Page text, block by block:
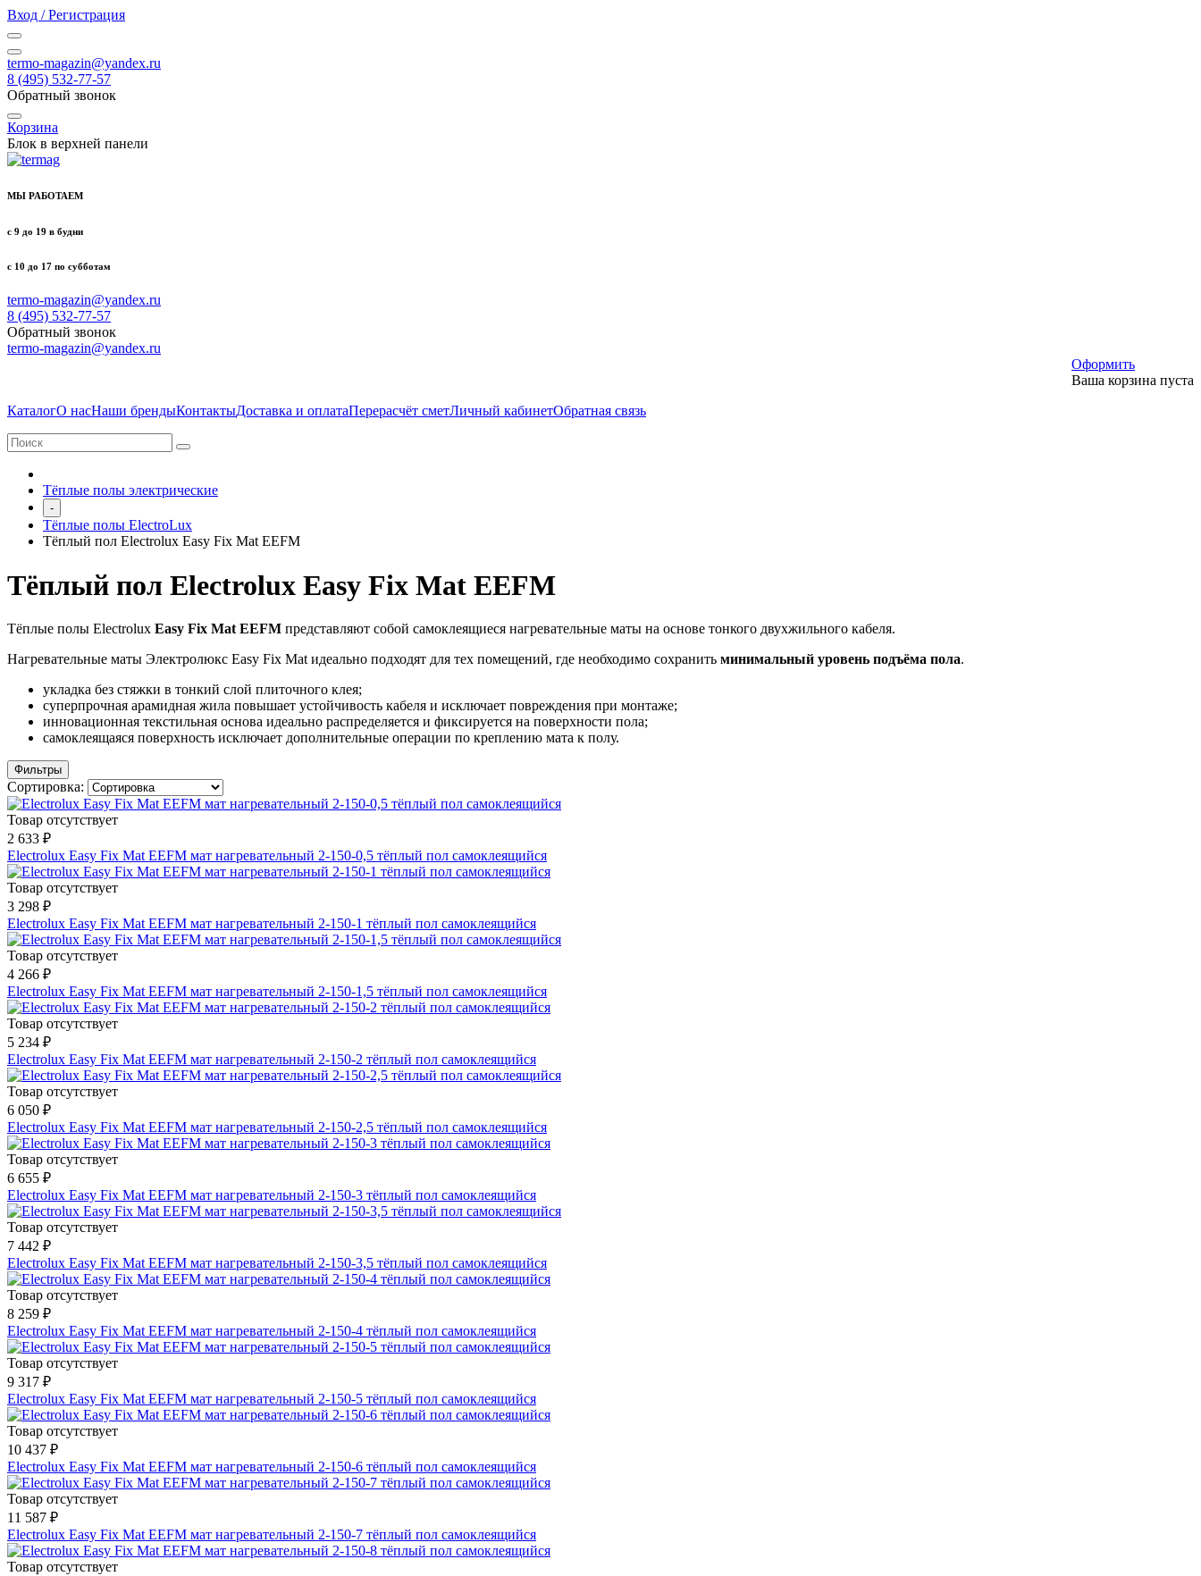
Вход / Регистрация
termo-magazin@yandex.ru
8 (495) 532-77-57
Обратный звонок
Корзина
Блок в верхней панели
МЫ РАБОТАЕМ
с 9 до 19 в будни
с 10 до 17 по субботам
termo-magazin@yandex.ru
8 (495) 532-77-57
Обратный звонок
termo-magazin@yandex.ru
Оформить
Ваша корзина пуста
КаталогО насНаши брендыКонтактыДоставка и оплатаПерерасчёт сметЛичный кабинетОбратная связь
Тёплые полы электрические
-
Тёплые полы ElectroLux
Тёплый пол Electrolux Easy Fix Mat EEFM
Тёплый пол Electrolux Easy Fix Mat EEFM
Тёплые полы Electrolux Easy Fix Mat EEFM представляют собой самоклеящиеся нагревательные маты на основе тонкого двухжильного кабеля.
Нагревательные маты Электролюкс Easy Fix Mat идеально подходят для тех помещений, где необходимо сохранить минимальный уровень подъёма пола.
укладка без стяжки в тонкий слой плиточного клея;
суперпрочная арамидная жила повышает устойчивость кабеля и исключает повреждения при монтаже;
инновационная текстильная основа идеально распределяется и фиксируется на поверхности пола;
самоклеящаяся поверхность исключает дополнительные операции по креплению мата к полу.
Фильтры
Сортировка:
Товар отсутствует
2 633 ₽
Electrolux Easy Fix Mat EEFM мат нагревательный 2-150-0,5 тёплый пол самоклеящийся
Товар отсутствует
3 298 ₽
Electrolux Easy Fix Mat EEFM мат нагревательный 2-150-1 тёплый пол самоклеящийся
Товар отсутствует
4 266 ₽
Electrolux Easy Fix Mat EEFM мат нагревательный 2-150-1,5 тёплый пол самоклеящийся
Товар отсутствует
5 234 ₽
Electrolux Easy Fix Mat EEFM мат нагревательный 2-150-2 тёплый пол самоклеящийся
Товар отсутствует
6 050 ₽
Electrolux Easy Fix Mat EEFM мат нагревательный 2-150-2,5 тёплый пол самоклеящийся
Товар отсутствует
6 655 ₽
Electrolux Easy Fix Mat EEFM мат нагревательный 2-150-3 тёплый пол самоклеящийся
Товар отсутствует
7 442 ₽
Electrolux Easy Fix Mat EEFM мат нагревательный 2-150-3,5 тёплый пол самоклеящийся
Товар отсутствует
8 259 ₽
Electrolux Easy Fix Mat EEFM мат нагревательный 2-150-4 тёплый пол самоклеящийся
Товар отсутствует
9 317 ₽
Electrolux Easy Fix Mat EEFM мат нагревательный 2-150-5 тёплый пол самоклеящийся
Товар отсутствует
10 437 ₽
Electrolux Easy Fix Mat EEFM мат нагревательный 2-150-6 тёплый пол самоклеящийся
Товар отсутствует
11 587 ₽
Electrolux Easy Fix Mat EEFM мат нагревательный 2-150-7 тёплый пол самоклеящийся
Товар отсутствует